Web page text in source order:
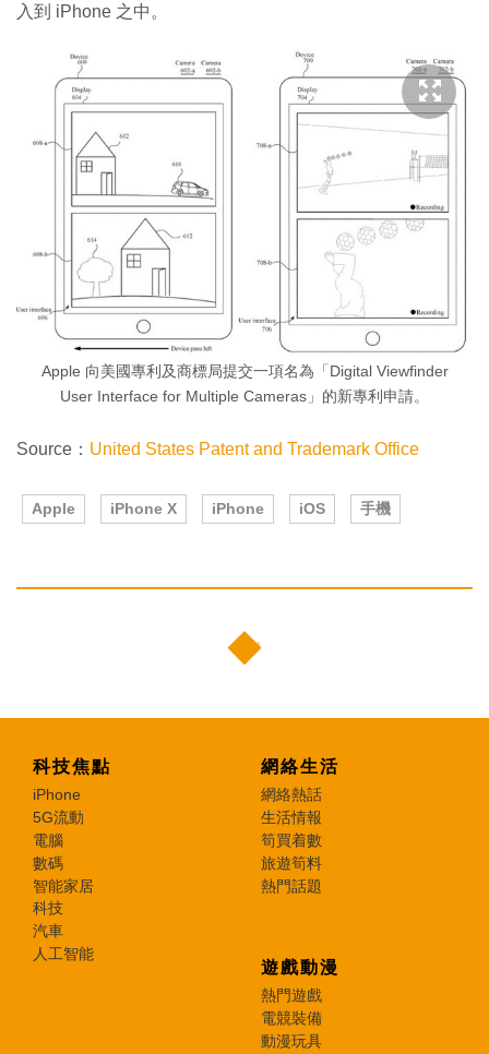
入到 iPhone 之中。
Apple 向美國專利及商標局提交一項名為「Digital Viewfinder
User Interface for Multiple Cameras」的新專利申請。
Source： United States Patent and Trademark Office
Apple iPhone X iPhone iOS 手機
科技焦點
iPhone
5G流動
電腦
數碼
智能家居
科技
汽車
人工智能
網絡生活
網絡熱話
生活情報
筍買着數
旅遊筍料
熱門話題
遊戲動漫
熱門遊戲
電競裝備
動漫玩具